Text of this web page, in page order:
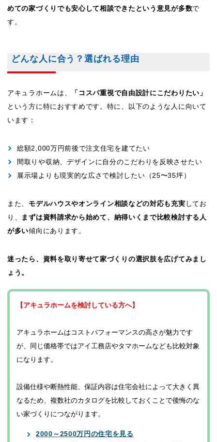
めての家づくりでも安心して相談できたという意見が多数で
す。
どんな人に合う？選ばれる理由
アキュラホームは、
「コスパ重視で自由設計にこだわりたい」
という方に特におすすめです。特に、以下のような人に向いて
います：
総額2,000万円前後で注文住宅を建てたい
間取りや収納、デザインに自分のこだわりを反映させたい
展示場よりも現実的な広さで検討したい（25〜35坪）
また、 モデルハウスやオンライン相談などの対応も充実 してお
り、
まずは資料請求から始めて、納得いくまで比較検討する人
が多い傾向にあります。
迷ったら、資料を取り寄せて家づくりの選択肢を広げてみまし
ょう。
【アキュラホームを検討している方へ】
アキュラホームはコストパフォーマンスの高さが魅力です
が、同じ価格帯ではアイ工務店やタマホームなども比較対象
になります。
設備仕様や断熱性能、保証内容は住宅会社によって大きく異
なるため、複数社のカタログを比較しておくことで後悔のな
い家づくりにつながります。
2000～2500万円の住宅を見る